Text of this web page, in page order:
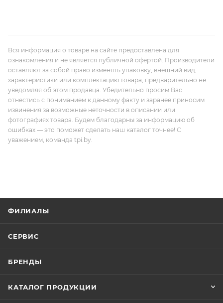
Вся информация о товаре на сайте предоставлена для
ознакомления и не является публичной офертой. Производители
оставляют за собой право изменять упаковку, внешний вид,
характеристики или комплектацию товара, предварительно не
уведомляя об этом продавца. Убедительно просим Вас
отнестись с пониманием к данному факту и заранее приносим
извинения за возможные неточности в описании или
фотографиях товара. Будем благодарны за информацию об
ошибках — это поможет сделать наш каталог точнее! С
уважением, команда tpi.by.
ФИЛИАЛЫ
СЕРВИС
БРЕНДЫ
КАТАЛОГ ПРОДУКЦИИ